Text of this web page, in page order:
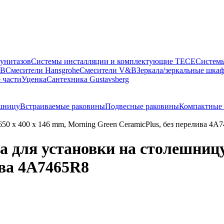
Системы инсталляции и комплектующие TECE
Смесители HansgroheСмесители V&BЗеркала/зеркальные
УценкаСантехника Gustavsberg
Встраиваемые раковиныПодвесные раковиныКомпактные
x 400 x 146 mm, Morning Green CeramicPlus, без перелива
установки на
4A7465R8